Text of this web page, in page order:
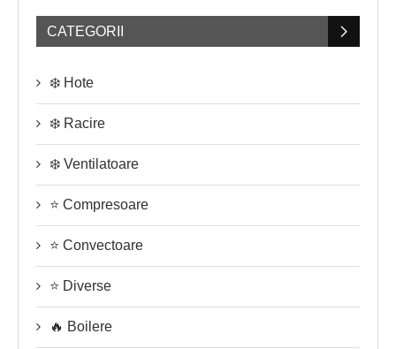
CATEGORII
❄️ Hote
❄️ Racire
❄️ Ventilatoare
⭐ Compresoare
⭐ Convectoare
⭐ Diverse
🔥 Boilere